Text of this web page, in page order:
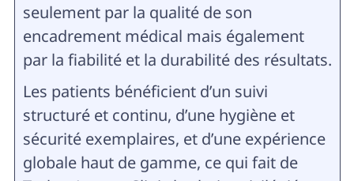
seulement par la qualité de son
encadrement médical mais également
par la fiabilité et la durabilité des résultats.
Les patients bénéficient d’un suivi
structuré et continu, d’une hygiène et
sécurité exemplaires, et d’une expérience
globale haut de gamme, ce qui fait de